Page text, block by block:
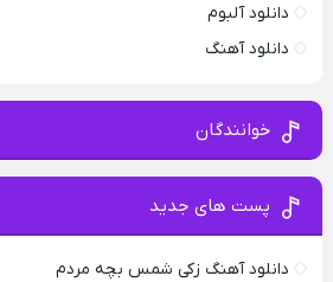
دانلود آلبوم
دانلود آهنگ
خوانندگان
پست های جدید
دانلود آهنگ زکی شمس بچه مردم